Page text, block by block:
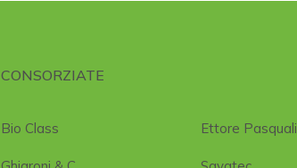
CONSORZIATE
Bio Class Ettore Pasquali